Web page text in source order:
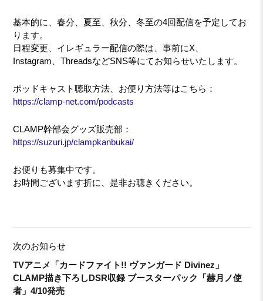
基本的に、春分、夏至、秋分、冬至の4回配信を予定してお
ります。
日程変更、イレギュラー配信の際は、事前にX、
Instagram、ThreadsなどSNS等にてお知らせいたします。
ポッドキャスト聴取方法、お便り方法等はこちら：
https://clamp-net.com/podcasts
CLAMP幹部会グッズ販売部：
https://suzuri.jp/clampkanbukai/
お便りも募集中です。
お時間ございます折に、是非お聴きください。
次のお知らせ
TVアニメ「カードファイト!! ヴァンガード Divinez」
CLAMP描き下ろしDSR収録 ブースターパック「赫月ノ使
者」4/10発売